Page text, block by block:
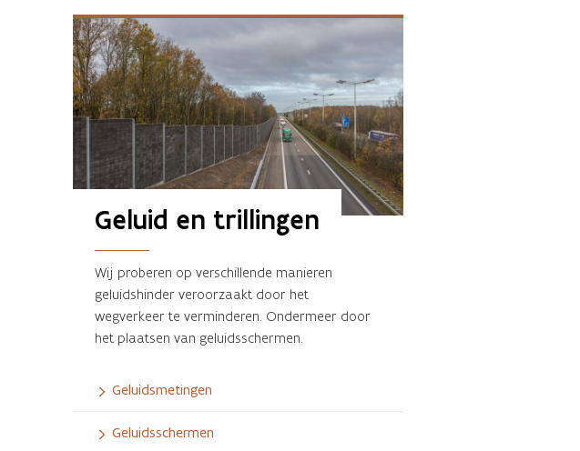
Geluid en trillingen
Wij proberen op verschillende manieren
geluidshinder veroorzaakt door het
wegverkeer te verminderen. Ondermeer door
het plaatsen van geluidsschermen.
Geluidsmetingen
Geluidsschermen